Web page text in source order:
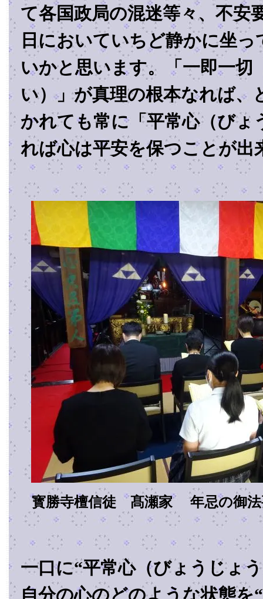
て各国政局の混迷等々、不安
日においていちど静かに坐
いかと思います。「一即一切
い）」が真理の根本なれば、
かれても常に「平常心（びょ
れば心は平安を保つことが出
寳勝寺檀信徒 髙瀬家 年忌の御法
一口に“平常心（びょうじょ
自分の心のどのような状態を